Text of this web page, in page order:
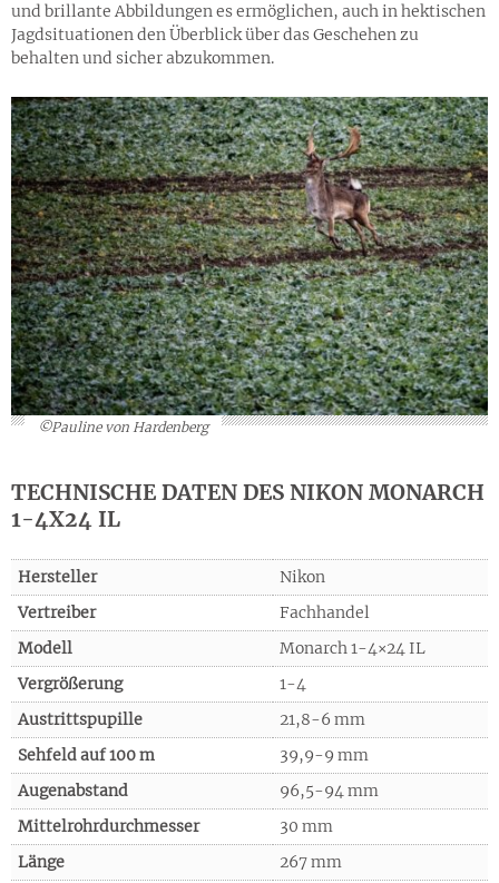
und brillante Abbildungen es ermöglichen, auch in hektischen
Jagdsituationen den Überblick über das Geschehen zu
behalten und sicher abzukommen.
©Pauline von Hardenberg
TECHNISCHE DATEN DES NIKON MONARCH
1-4X24 IL
Hersteller
Nikon
Vertreiber
Fachhandel
Modell
Monarch 1-4×24 IL
Vergrößerung
1-4
Austrittspupille
21,8-6 mm
Sehfeld auf 100 m
39,9-9 mm
Augenabstand
96,5-94 mm
Mittelrohrdurchmesser
30 mm
Länge
267 mm